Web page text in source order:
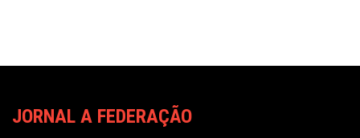
JORNAL A FEDERAÇÃO